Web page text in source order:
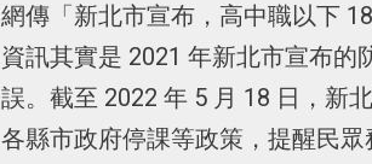
網傳「新北市宣布，高中職以下
資訊其實是 2021 年新北市宣布
誤。截至 2022 年 5 月 18 日，新
各縣市政府停課等政策，提醒民